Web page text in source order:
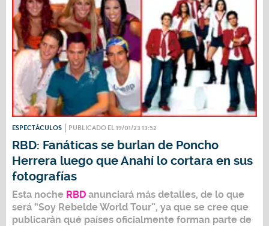
ESPECTÁCULOS PUBLICADO EL 19/01/23 13:52
RBD: Fanáticas se burlan de Poncho
Herrera luego que Anahí lo cortara en sus
fotografías
Esta noche RBD anunciará más detalles, de lo que
será “Soy Rebelde World Tour”, ya que se cree que
publicarán qué países oficialmente forman parte de